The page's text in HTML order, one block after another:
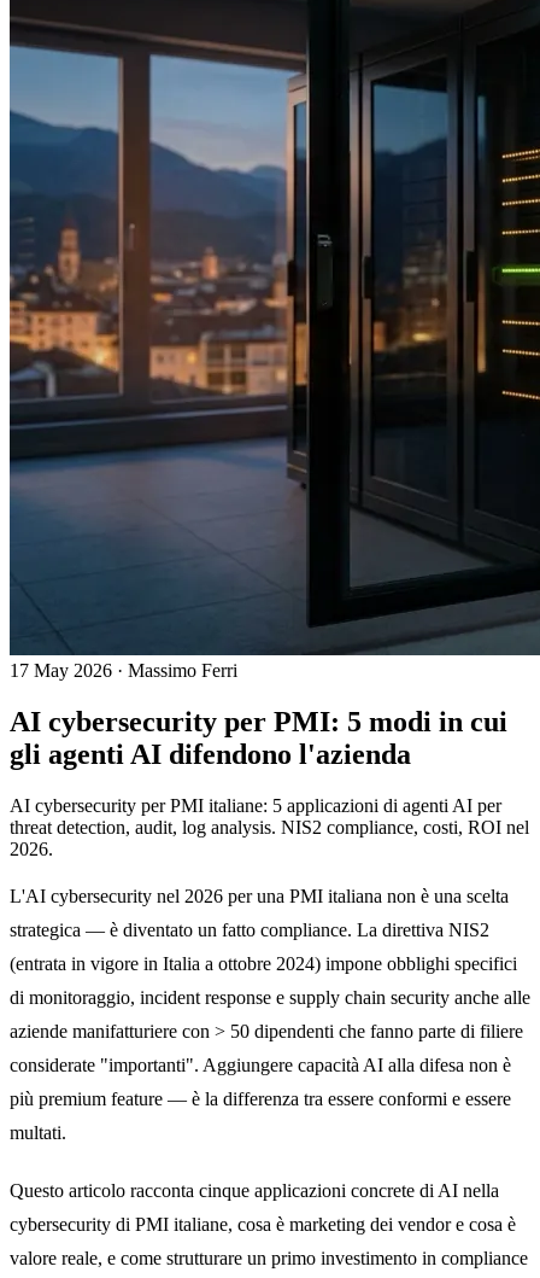
17 May 2026 · Massimo Ferri
AI cybersecurity per PMI: 5 modi in cui
gli agenti AI difendono l'azienda
AI cybersecurity per PMI italiane: 5 applicazioni di agenti AI per
threat detection, audit, log analysis. NIS2 compliance, costi, ROI nel
2026.
L'AI cybersecurity nel 2026 per una PMI italiana non è una scelta
strategica — è diventato un fatto compliance. La direttiva NIS2
(entrata in vigore in Italia a ottobre 2024) impone obblighi specifici
di monitoraggio, incident response e supply chain security anche alle
aziende manifatturiere con > 50 dipendenti che fanno parte di filiere
considerate "importanti". Aggiungere capacità AI alla difesa non è
più premium feature — è la differenza tra essere conformi e essere
multati.
Questo articolo racconta cinque applicazioni concrete di AI nella
cybersecurity di PMI italiane, cosa è marketing dei vendor e cosa è
valore reale, e come strutturare un primo investimento in compliance